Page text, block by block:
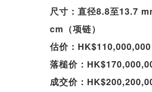
尺寸：直径8.8至13.7
cm（项链）
估价：
落槌价：
成交价：